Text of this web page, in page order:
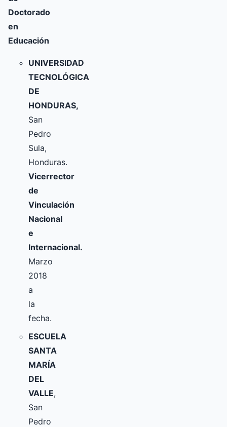
Doctorado
en
Educación
UNIVERSIDAD
TECNOLÓGICA
DE
HONDURAS,
San
Pedro
Sula,
Honduras.
Vicerrector
de
Vinculación
Nacional
e
Internacional.
Marzo
2018
a
la
fecha.
ESCUELA
SANTA
MARÍA
DEL
VALLE,
San
Pedro